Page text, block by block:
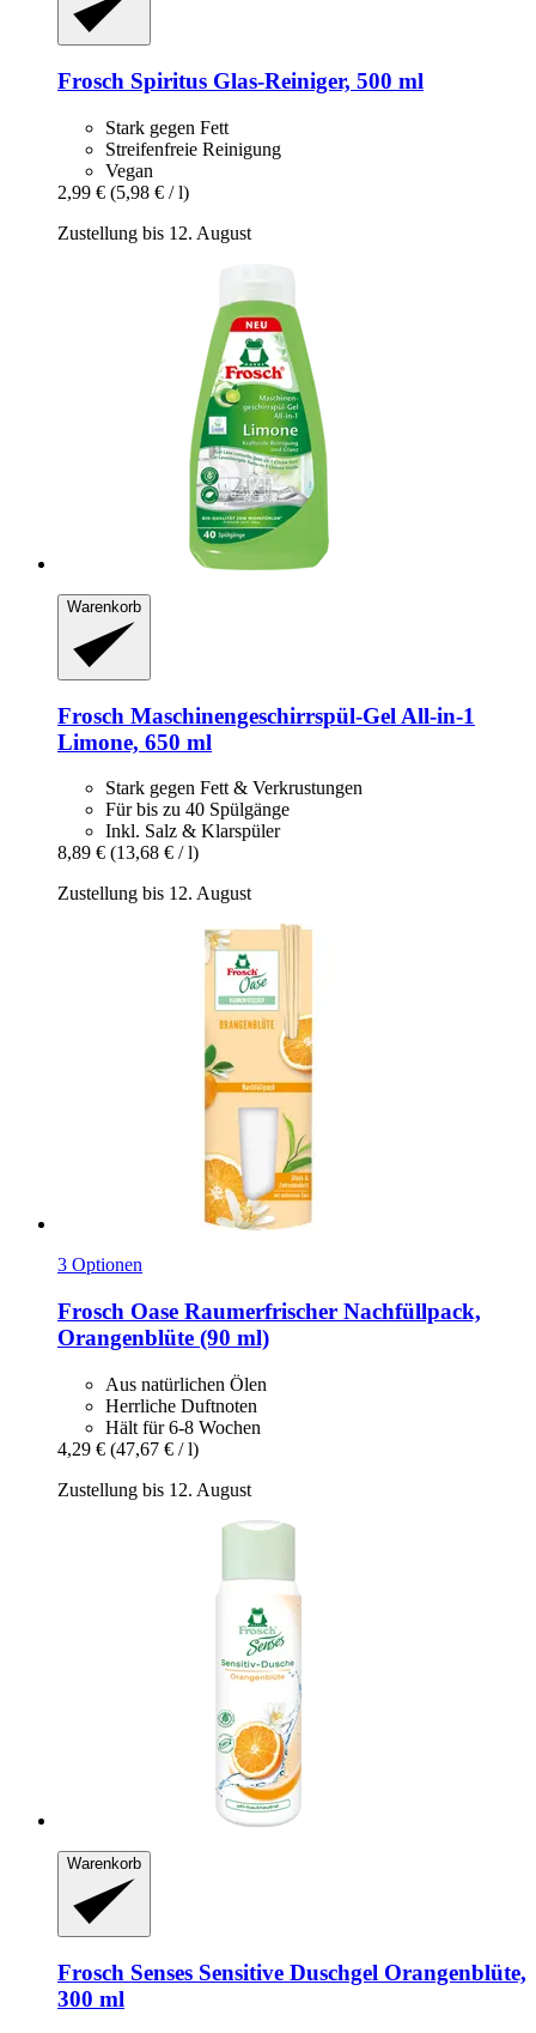
Frosch Spiritus Glas-​Reiniger, 500 ml
Stark gegen Fett
Streifenfreie Reinigung
Vegan
2,99 € (5,98 € / l)
Zustellung bis 12. August
Warenkorb
Frosch Maschinengeschirrspül-​Gel All-​in-​1
Limone, 650 ml
Stark gegen Fett & Verkrustungen
Für bis zu 40 Spülgänge
Inkl. Salz & Klarspüler
8,89 € (13,68 € / l)
Zustellung bis 12. August
3 Optionen
Frosch Oase Raumerfrischer Nachfüllpack,
Orangenblüte (90 ml)
Aus natürlichen Ölen
Herrliche Duftnoten
Hält für 6-8 Wochen
4,29 € (47,67 € / l)
Zustellung bis 12. August
Warenkorb
Frosch Senses Sensitive Duschgel Orangenblüte,
300 ml